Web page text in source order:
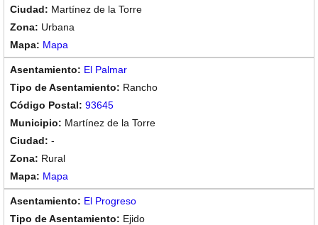
Martínez de la Torre
Urbana
Mapa
El Palmar
Rancho
93645
Martínez de la Torre
-
Rural
Mapa
El Progreso
Ejido